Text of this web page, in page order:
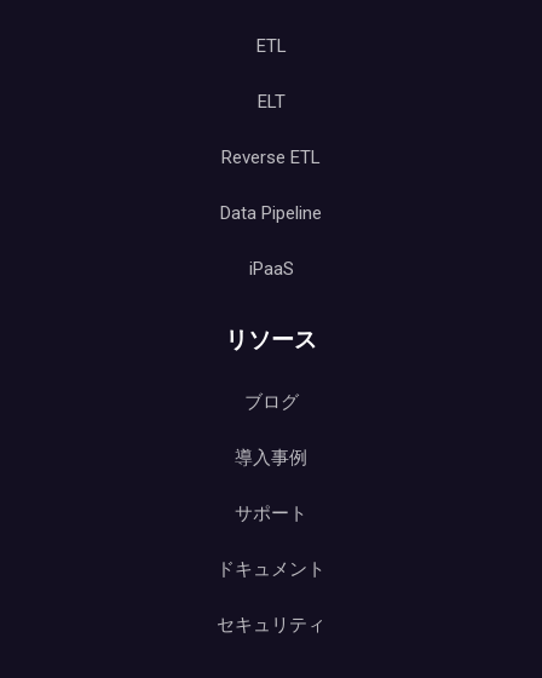
ETL
ELT
Reverse ETL
Data Pipeline
iPaaS
リソース
ブログ
導入事例
サポート
ドキュメント
セキュリティ